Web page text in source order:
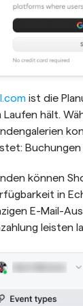
ist die
Laufen hält.
Buchungen
können
in
E-Mail-
leisten